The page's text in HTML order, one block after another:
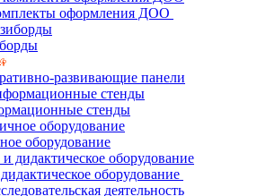
оформления ДОО
развивающие панели
стенды
оборудование
оборудование